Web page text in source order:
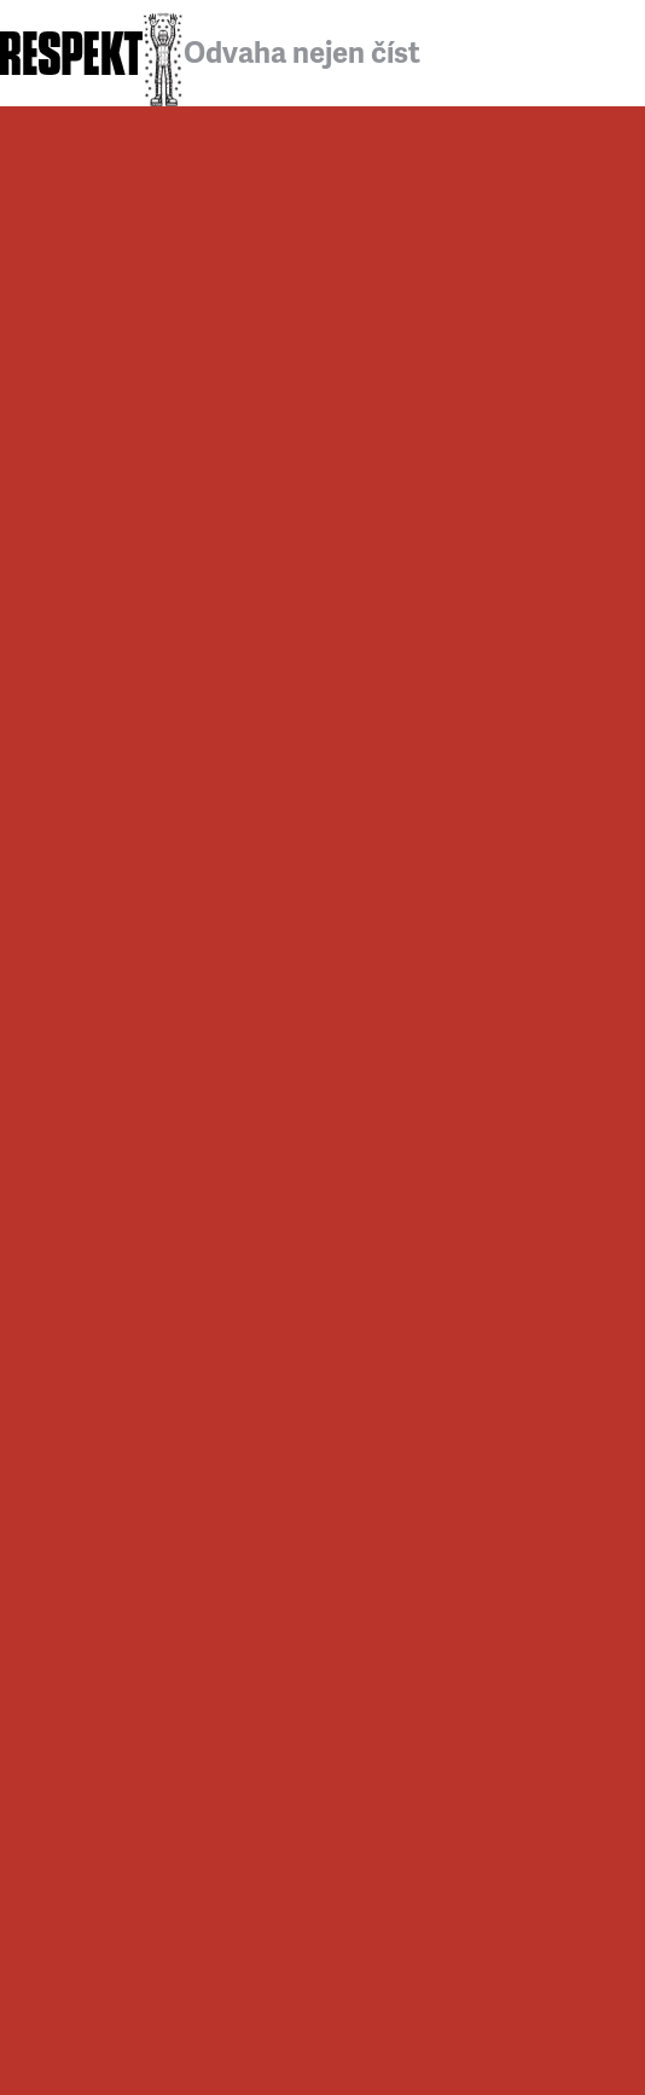
Odvaha nejen číst